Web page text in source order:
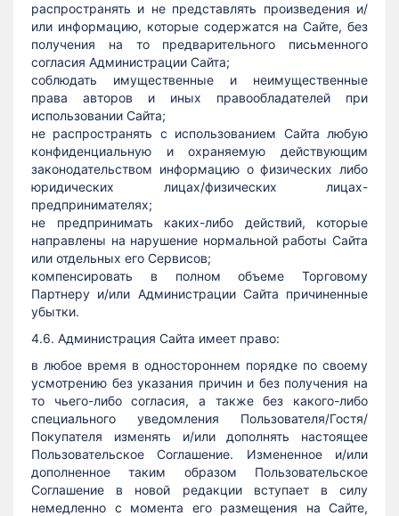
распространять и не представлять произведения и/
или информацию, которые содержатся на Сайте, без
получения на то предварительного письменного
согласия Администрации Сайта;
соблюдать имущественные и неимущественные
права авторов и иных правообладателей при
использовании Сайта;
не распространять с использованием Сайта любую
конфиденциальную и охраняемую действующим
законодательством информацию о физических либо
юридических лицах/физических лицах-
предпринимателях;
не предпринимать каких-либо действий, которые
направлены на нарушение нормальной работы Сайта
или отдельных его Сервисов;
компенсировать в полном объеме Торговому
Партнеру и/или Администрации Сайта причиненные
убытки.
4.6. Администрация Сайта имеет право:
в любое время в одностороннем порядке по своему
усмотрению без указания причин и без получения на
то чьего-либо согласия, а также без какого-либо
специального уведомления Пользователя/Гостя/
Покупателя изменять и/или дополнять настоящее
Пользовательское Соглашение. Измененное и/или
дополненное таким образом Пользовательское
Соглашение в новой редакции вступает в силу
немедленно с момента его размещения на Сайте,